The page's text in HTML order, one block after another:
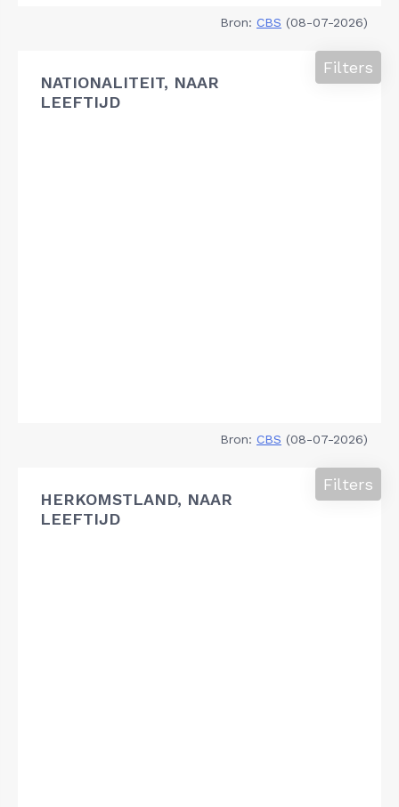
Bron: CBS (08-07-2026)
NATIONALITEIT, NAAR
LEEFTIJD
Filters
Bron: CBS (08-07-2026)
HERKOMSTLAND, NAAR
LEEFTIJD
Filters